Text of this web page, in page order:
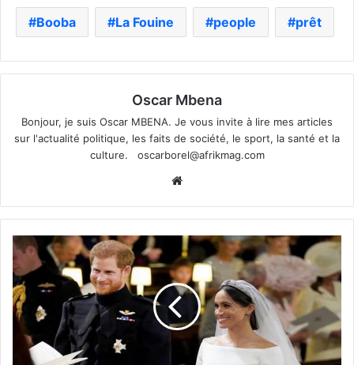
Booba La Fouine people prêt
Oscar Mbena
Bonjour, je suis Oscar MBENA. Je vous invite à lire mes articles
sur l'actualité politique, les faits de société, le sport, la santé et la
culture. oscarborel@afrikmag.com